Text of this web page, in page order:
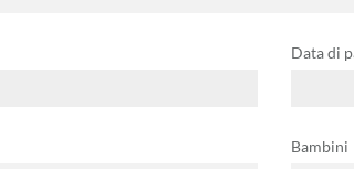
Data di
Bambini